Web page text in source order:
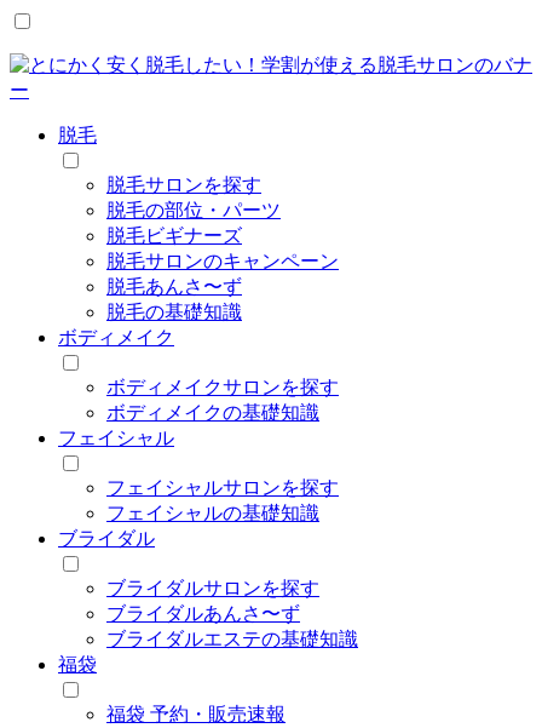
脱毛
脱毛サロンを探す
脱毛の部位・パーツ
脱毛ビギナーズ
脱毛サロンのキャンペーン
脱毛あんさ〜ず
脱毛の基礎知識
ボディメイク
ボディメイクサロンを探す
ボディメイクの基礎知識
フェイシャル
フェイシャルサロンを探す
フェイシャルの基礎知識
ブライダル
ブライダルサロンを探す
ブライダルあんさ〜ず
ブライダルエステの基礎知識
福袋
福袋 予約・販売速報